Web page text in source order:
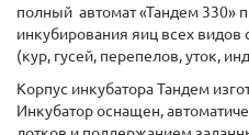
полный автомат «Тандем 330»
инкубирования яиц всех видов
(кур, гусей, перепелов, уток,
Корпус инкубатора Тандем
Инкубатор оснащен,